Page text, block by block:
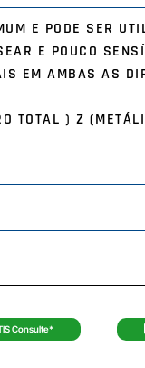
E PODE SER
E POUCO
EM AMBAS AS
TOTAL ) Z
Consulte*